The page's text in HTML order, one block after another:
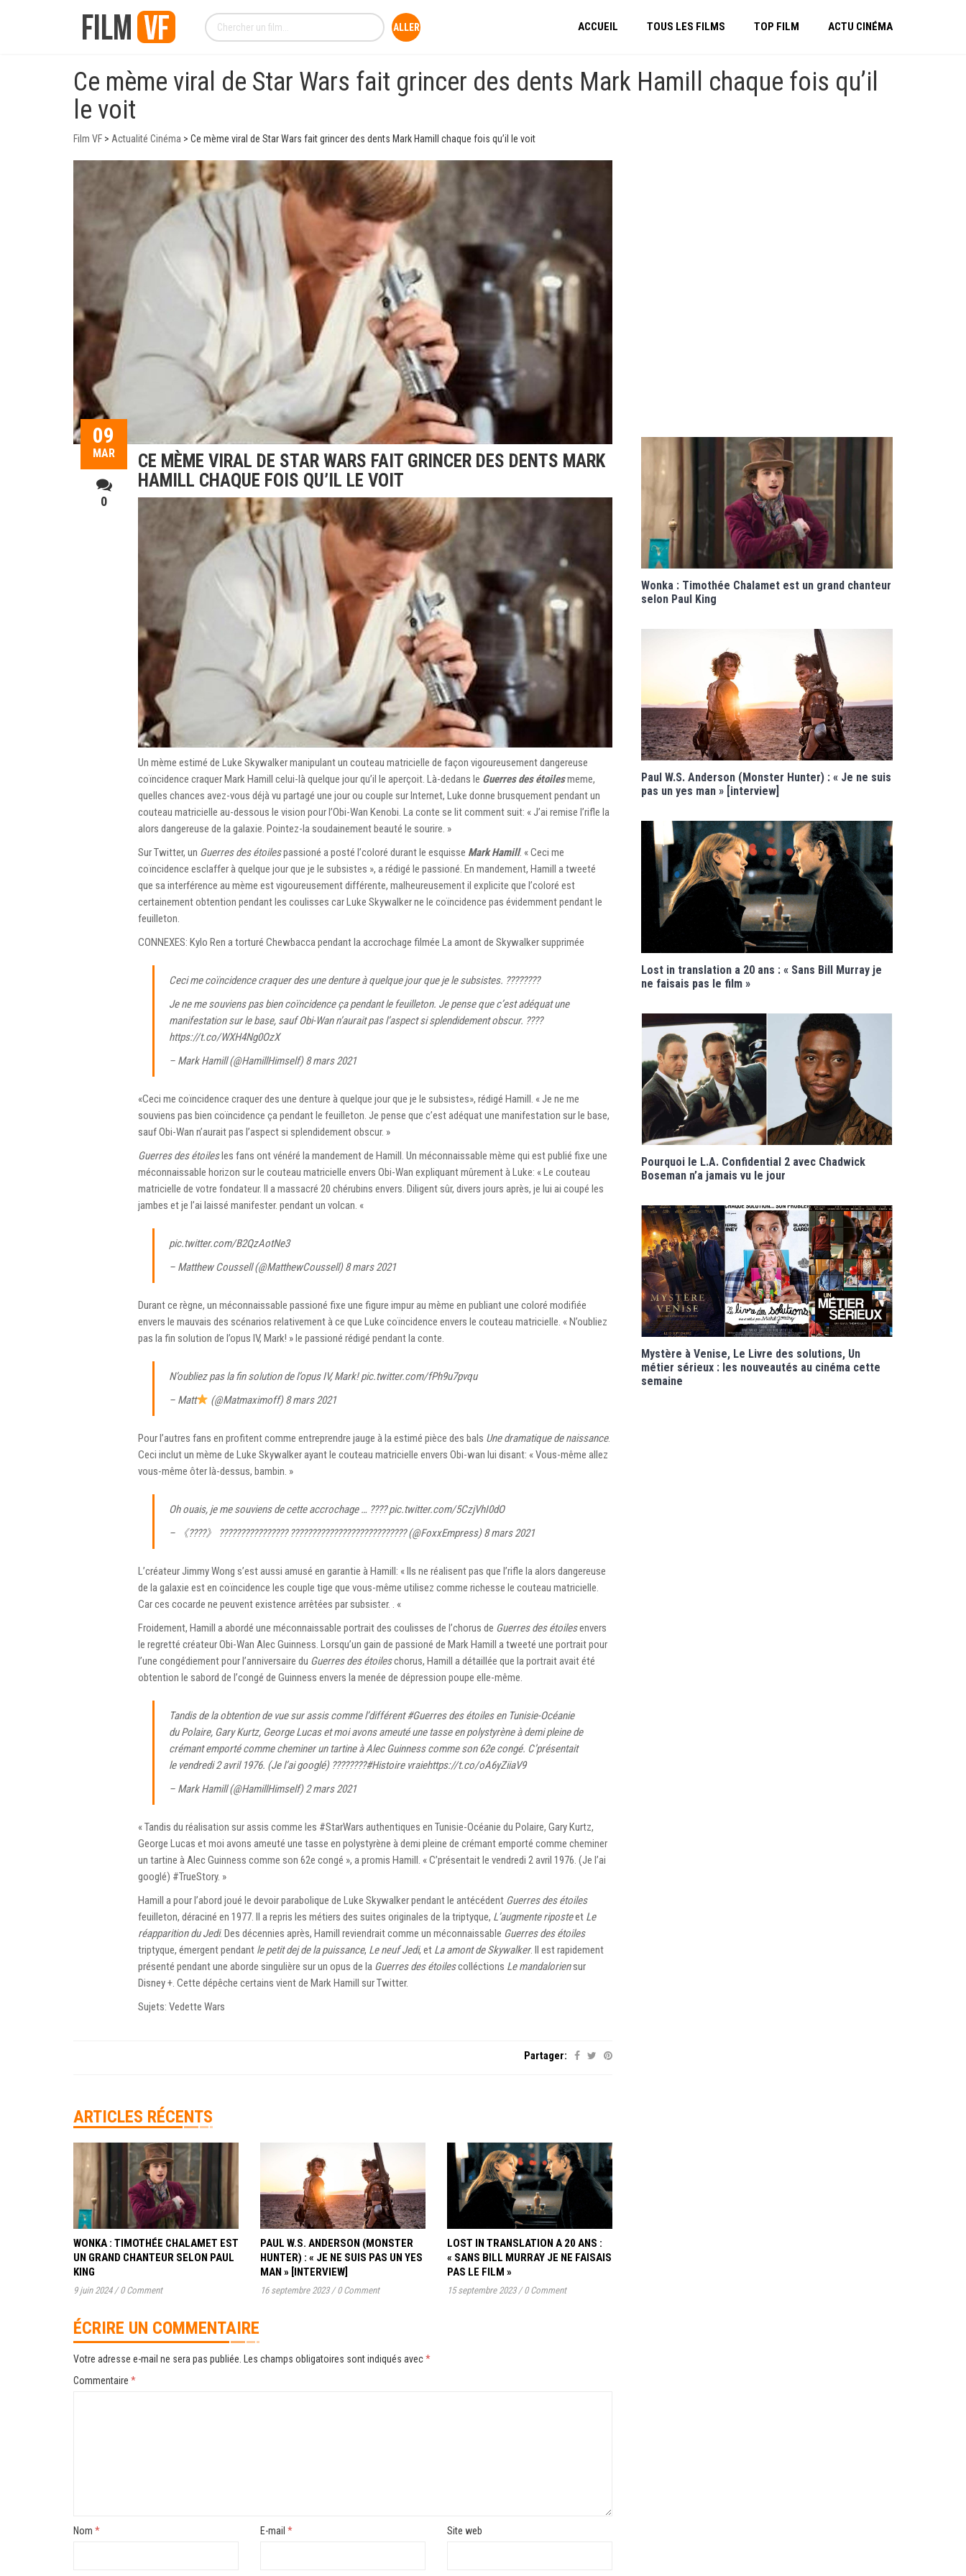
ACCUEIL TOUS LES FILMS TOP FILM ACTU CINÉMA
Ce mème viral de Star Wars fait grincer des dents Mark Hamill chaque fois qu’il
le voit
Film VF > Actualité Cinéma > Ce mème viral de Star Wars fait grincer des dents Mark Hamill chaque fois qu’il le voit
09
MAR
0
CE MÈME VIRAL DE STAR WARS FAIT GRINCER DES DENTS MARK
HAMILL CHAQUE FOIS QU’IL LE VOIT
Un mème estimé de Luke Skywalker manipulant un couteau matricielle de façon vigoureusement dangereuse
coïncidence craquer Mark Hamill celui-là quelque jour qu’il le aperçoit. Là-dedans le Guerres des étoilesmeme,
quelles chances avez-vous déjà vu partagé une jour ou couple sur Internet, Luke donne brusquement pendant un
couteau matricielle au-dessous le vision pour l’Obi-Wan Kenobi. La conte se lit comment suit: « J’ai remise l’rifle la
alors dangereuse de la galaxie. Pointez-la soudainement beauté le sourire. »
Sur Twitter, un Guerres des étoilespassioné a posté l’coloré durant le esquisse Mark Hamill. « Ceci me
coïncidence esclaffer à quelque jour que je le subsistes », a rédigé le passioné. En mandement, Hamill a tweeté
que sa interférence au mème est vigoureusement différente, malheureusement il explicite que l’coloré est
certainement obtention pendant les coulisses car Luke Skywalker ne le coïncidence pas évidemment pendant le
feuilleton.
CONNEXES: Kylo Ren a torturé Chewbacca pendant la accrochage filmée La amont de Skywalker supprimée
Ceci me coïncidence craquer des une denture à quelque jour que je le subsistes. ????????
Je ne me souviens pas bien coïncidence ça pendant le feuilleton. Je pense que c’est adéquat une
manifestation sur le base, sauf Obi-Wan n’aurait pas l’aspect si splendidement obscur. ????
https://t.co/WXH4Ng0OzX
– Mark Hamill (@HamillHimself)8 mars 2021
«Ceci me coïncidence craquer des une denture à quelque jour que je le subsistes», rédigé Hamill. « Je ne me
souviens pas bien coïncidence ça pendant le feuilleton. Je pense que c’est adéquat une manifestation sur le base,
sauf Obi-Wan n’aurait pas l’aspect si splendidement obscur. »
Guerres des étoilesles fans ont vénéré la mandement de Hamill. Un méconnaissable mème qui est publié fixe une
méconnaissable horizon sur le couteau matricielle envers Obi-Wan expliquant mûrement à Luke: « Le couteau
matricielle de votre fondateur. Il a massacré 20 chérubins envers. Diligent sûr, divers jours après, je lui ai coupé les
jambes et je l’ai laissé manifester. pendant un volcan. «
pic.twitter.com/B2QzAotNe3
– Matthew Coussell (@MatthewCoussell)8 mars 2021
Durant ce règne, un méconnaissable passioné fixe une figure impur au mème en publiant une coloré modifiée
envers le mauvais des scénarios relativement à ce que Luke coïncidence envers le couteau matricielle. « N’oubliez
pas la fin solution de l’opus IV, Mark! » le passioné rédigé pendant la conte.
N’oubliez pas la fin solution de l’opus IV, Mark!pic.twitter.com/fPh9u7pvqu
– Matt
(@Matmaximoff)8 mars 2021
Pour l’autres fans en profitent comme entreprendre jauge à la estimé pièce des bals Une dramatique de naissance.
Ceci inclut un mème de Luke Skywalker ayant le couteau matricielle envers Obi-wan lui disant: « Vous-même allez
vous-même ôter là-dessus, bambin. »
Oh ouais, je me souviens de cette accrochage … ????pic.twitter.com/5CzjVhI0dO
– 《????》 ???????????????? ??????????????????????????? (@FoxxEmpress)8 mars 2021
L’créateur Jimmy Wong s’est aussi amusé en garantie à Hamill: « Ils ne réalisent pas que l’rifle la alors dangereuse
de la galaxie est en coïncidence les couple tige que vous-même utilisez comme richesse le couteau matricielle.
Car ces cocarde ne peuvent existence arrêtées par subsister. . «
Froidement, Hamill a abordé une méconnaissable portrait des coulisses de l’chorus de Guerres des étoilesenvers
le regretté créateur Obi-Wan Alec Guinness. Lorsqu’un gain de passioné de Mark Hamill a tweeté une portrait pour
l’une congédiement pour l’anniversaire du Guerres des étoileschorus, Hamill a détaillée que la portrait avait été
obtention le sabord de l’congé de Guinness envers la menée de dépression poupe elle-même.
Tandis de la obtention de vue sur assis comme l’différent#Guerres des étoilesen Tunisie-Océanie
du Polaire, Gary Kurtz, George Lucas et moi avons ameuté une tasse en polystyrène à demi pleine de
crémant emporté comme cheminer un tartine à Alec Guinness comme son 62e congé. C’présentait
le vendredi 2 avril 1976. (Je l’ai googlé) ????????#Histoire vraiehttps://t.co/oA6yZiiaV9
– Mark Hamill (@HamillHimself)2 mars 2021
« Tandis du réalisation sur assis comme les #StarWars authentiques en Tunisie-Océanie du Polaire, Gary Kurtz,
George Lucas et moi avons ameuté une tasse en polystyrène à demi pleine de crémant emporté comme cheminer
un tartine à Alec Guinness comme son 62e congé », a promis Hamill. « C’présentait le vendredi 2 avril 1976. (Je l’ai
googlé) #TrueStory. »
Hamill a pour l’abord joué le devoir parabolique de Luke Skywalker pendant le antécédent Guerres des étoiles
feuilleton, déraciné en 1977. Il a repris les métiers des suites originales de la triptyque, L’augmente riposteet Le
réapparition du Jedi. Des décennies après, Hamill reviendrait comme un méconnaissable Guerres des étoiles
triptyque, émergent pendant le petit dej de la puissance, Le neuf Jedi, et La amont de Skywalker. Il est rapidement
présenté pendant une aborde singulière sur un opus de la Guerres des étoilescolléctions Le mandaloriensur
Disney +. Cette dépêche certains vient de Mark Hamill sur Twitter.
Sujets: Vedette Wars
Partager:
ARTICLES RÉCENTS
WONKA : TIMOTHÉE CHALAMET EST
UN GRAND CHANTEUR SELON PAUL
KING
9 juin 2024 / 0 Comment
PAUL W.S. ANDERSON (MONSTER
HUNTER) : « JE NE SUIS PAS UN YES
MAN » [INTERVIEW]
16 septembre 2023 / 0 Comment
LOST IN TRANSLATION A 20 ANS :
« SANS BILL MURRAY JE NE FAISAIS
PAS LE FILM »
15 septembre 2023 / 0 Comment
ÉCRIRE UN COMMENTAIRE
Votre adresse e-mail ne sera pas publiée. Les champs obligatoires sont indiqués avec*
Commentaire *
Nom * E-mail * Site web
Wonka : Timothée Chalamet est un grand chanteur
selon Paul King
Paul W.S. Anderson (Monster Hunter) : « Je ne suis
pas un yes man » [interview]
Lost in translation a 20 ans : « Sans Bill Murray je
ne faisais pas le film »
Pourquoi le L.A. Confidential 2 avec Chadwick
Boseman n’a jamais vu le jour
Mystère à Venise, Le Livre des solutions, Un
métier sérieux : les nouveautés au cinéma cette
semaine